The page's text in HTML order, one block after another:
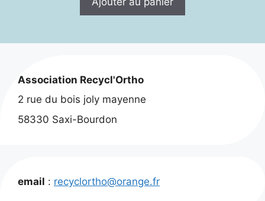
Association Recycl'Ortho
2 rue du bois joly mayenne
58330 Saxi-Bourdon
email : recyclortho@orange.fr